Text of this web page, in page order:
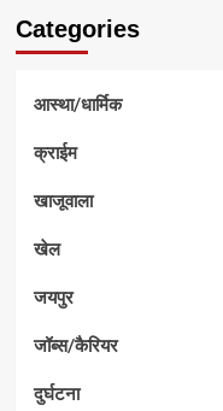
Categories
आस्था/धार्मिक
क्राईम
खाजूवाला
खेल
जयपुर
जॉब्स/कैरियर
दुर्घटना